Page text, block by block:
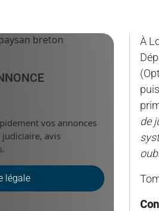
À
de
vos annonces
judiciaire, avis
légale